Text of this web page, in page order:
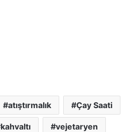
atıştırmalık Çay Saati
kahvaltı vejetaryen